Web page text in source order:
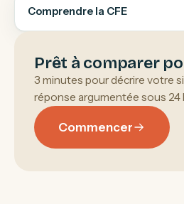
Comprendre la CFE
Prêt à comparer
3 minutes pour décrire votre
réponse argumentée sous 24
Commencer